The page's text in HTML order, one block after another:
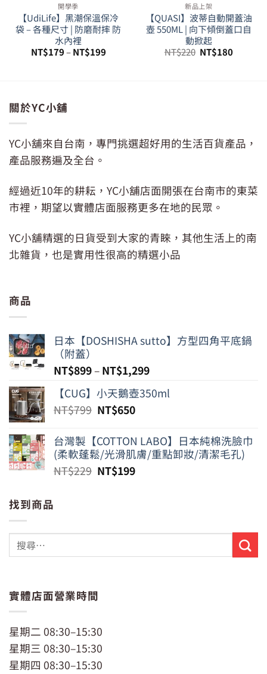
開學季
【UdiLife】黑潮保溫保冷
袋 – 各種尺寸 | 防磨耐摔 防
水內裡
NT$179–NT$199
新品上架
【QUASI】波蒂自動開蓋油
壺 550ML | 向下傾倒蓋口自
動掀起
NT$220 原
始
NT$180目
關於YC小舖
YC小舖來自台南，專門挑選超好用的生活百貨產品，
產品服務遍及全台。
經過近10年的耕耘，YC小舖店面開張在台南市的東菜
市裡，期望以實體店面服務更多在地的民眾。
YC小舖精選的日貨受到大家的青睞，其他生活上的南
北雜貨，也是實用性很高的精選小品
商品
日本【DOSHISHA sutto】方型四角平底鍋
（附蓋）
NT$899– NT$1,299
【CUG】小天鵝壺350ml
NT$799 原
價
格：
NT$799。
NT$650目
價
格：
NT$650。
台灣製【COTTON LABO】日本純棉洗臉巾
(柔軟蓬鬆/光滑肌膚/重點卸妝/清潔毛孔)
NT$229 原
NT$199目
找到商品
實體店面營業時間
星期二 08:30–15:30
星期三 08:30–15:30
星期四 08:30–15:30